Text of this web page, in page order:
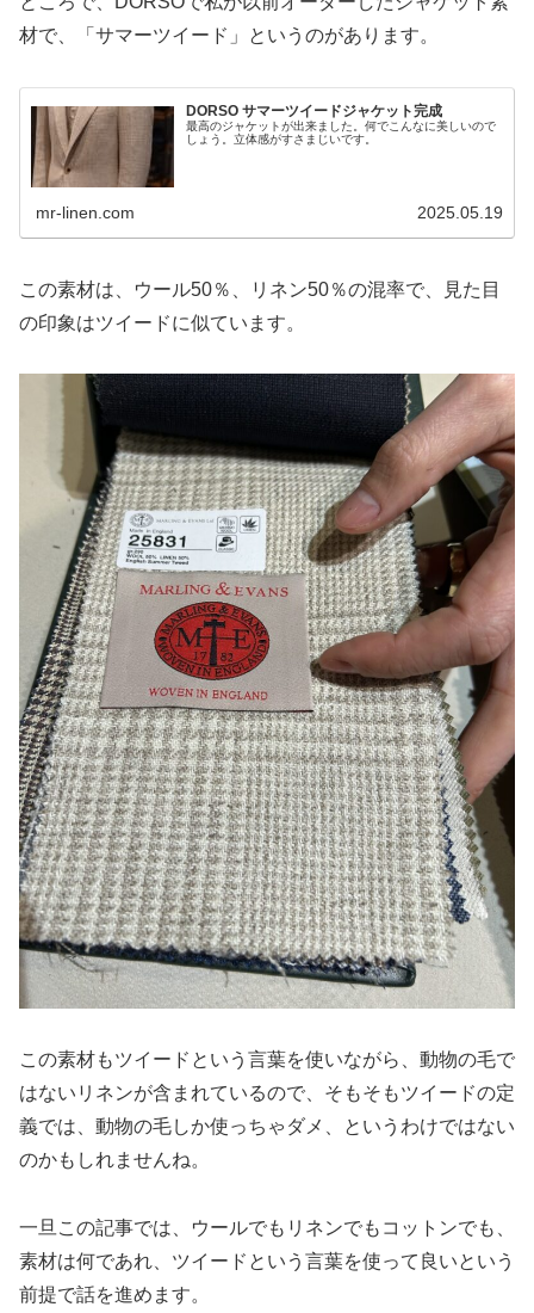
材で、「サマーツイード」というのがあります。
DORSO サマーツイードジャケット完成
最高のジャケットが出来ました。何でこんなに美しいので
しょう。立体感がすさまじいです。
mr-linen.com 2025.05.19
この素材は、ウール50％、リネン50％の混率で、見た目
の印象はツイードに似ています。
この素材もツイードという言葉を使いながら、動物の毛で
はないリネンが含まれているので、そもそもツイードの定
義では、動物の毛しか使っちゃダメ、というわけではない
のかもしれませんね。
一旦この記事では、ウールでもリネンでもコットンでも、
素材は何であれ、ツイードという言葉を使って良いという
前提で話を進めます。